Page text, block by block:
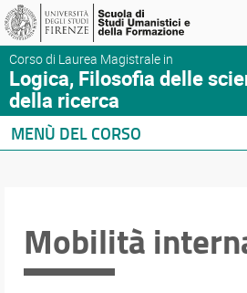
Corso di Laurea Magistrale in
Logica, Filosofia delle
della ricerca
MENÙ DEL CORSO
Organizzazione
Sedi e strutture
Mobilità